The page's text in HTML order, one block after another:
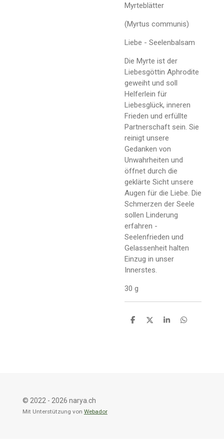
Myrteblätter
(Myrtus communis)
Liebe - Seelenbalsam
Die Myrte ist der
Liebesgöttin Aphrodite
geweiht und soll
Helferlein für
Liebesglück, inneren
Frieden und erfüllte
Partnerschaft sein. Sie
reinigt unsere
Gedanken von
Unwahrheiten und
öffnet durch die
geklärte Sicht unsere
Augen für die Liebe. Die
Schmerzen der Seele
sollen Linderung
erfahren -
Seelenfrieden und
Gelassenheit halten
Einzug in unser
Innerstes.
30 g
T
T
T
T
© 2022 - 2026 narya.ch
Mit Unterstützung von Webador